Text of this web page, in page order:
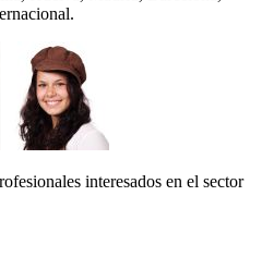
interesados en el sector